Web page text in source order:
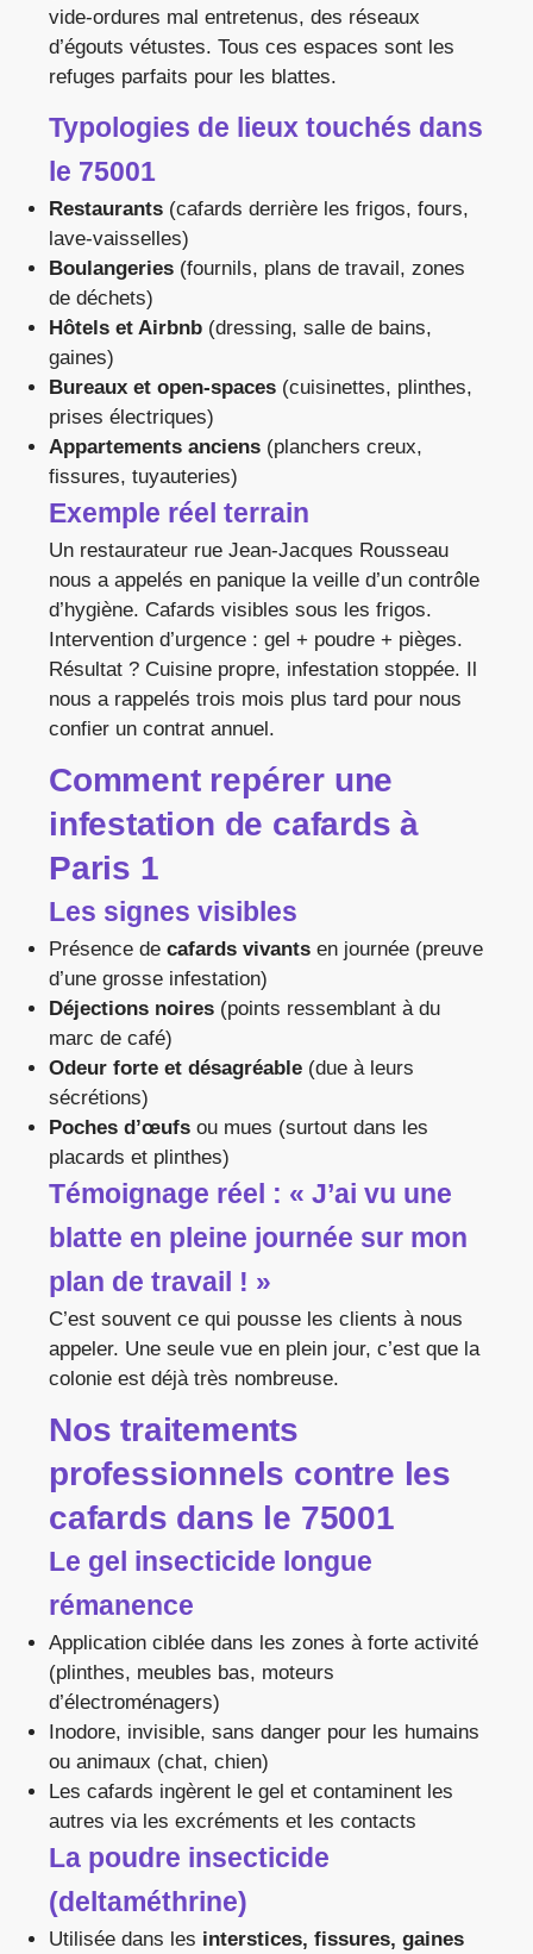
vide-ordures mal entretenus, des réseaux
d’égouts vétustes. Tous ces espaces sont les
refuges parfaits pour les blattes.
Typologies de lieux touchés dans
le 75001
Restaurants (cafards derrière les frigos, fours,
lave-vaisselles)
Boulangeries (fournils, plans de travail, zones
de déchets)
Hôtels et Airbnb (dressing, salle de bains,
gaines)
Bureaux et open-spaces (cuisinettes, plinthes,
prises électriques)
Appartements anciens (planchers creux,
fissures, tuyauteries)
Exemple réel terrain
Un restaurateur rue Jean-Jacques Rousseau
nous a appelés en panique la veille d’un contrôle
d’hygiène. Cafards visibles sous les frigos.
Intervention d’urgence : gel + poudre + pièges.
Résultat ? Cuisine propre, infestation stoppée. Il
nous a rappelés trois mois plus tard pour nous
confier un contrat annuel.
Comment repérer une
infestation de cafards à
Paris 1
Les signes visibles
Présence de cafards vivants en journée (preuve
d’une grosse infestation)
Déjections noires (points ressemblant à du
marc de café)
Odeur forte et désagréable (due à leurs
sécrétions)
Poches d’œufs ou mues (surtout dans les
placards et plinthes)
Témoignage réel : « J’ai vu une
blatte en pleine journée sur mon
plan de travail ! »
C’est souvent ce qui pousse les clients à nous
appeler. Une seule vue en plein jour, c’est que la
colonie est déjà très nombreuse.
Nos traitements
professionnels contre les
cafards dans le 75001
Le gel insecticide longue
rémanence
Application ciblée dans les zones à forte activité
(plinthes, meubles bas, moteurs
d’électroménagers)
Inodore, invisible, sans danger pour les humains
ou animaux (chat, chien)
Les cafards ingèrent le gel et contaminent les
autres via les excréments et les contacts
La poudre insecticide
(deltaméthrine)
Utilisée dans les interstices, fissures, gaines